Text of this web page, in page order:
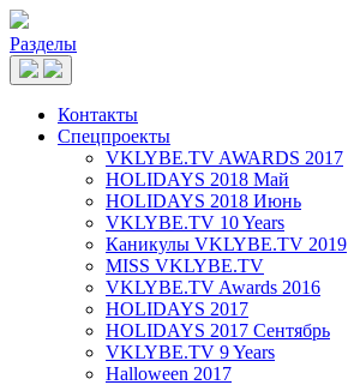
Разделы
Контакты
Спецпроекты
VKLYBE.TV AWARDS 2017
HOLIDAYS 2018 Май
HOLIDAYS 2018 Июнь
VKLYBE.TV 10 Years
Каникулы VKLYBE.TV 2019
MISS VKLYBE.TV
VKLYBE.TV Awards 2016
HOLIDAYS 2017
HOLIDAYS 2017 Сентябрь
VKLYBE.TV 9 Years
Halloween 2017